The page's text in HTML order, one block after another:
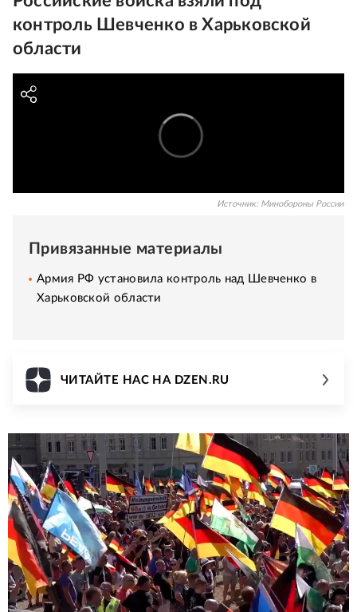
контроль Шевченко в Харьковской
области
Источник: Минобороны России
Привязанные материалы
Армия РФ установила контроль над Шевченко в
Харьковской области
ЧИТАЙТЕ НАС НА DZEN.RU